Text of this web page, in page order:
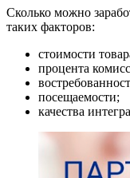
Сколько можно
таких факторов:
стоимости
процента
посещаемости;
качества